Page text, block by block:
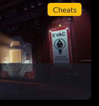
10 mini-jeux
de recâblage
un exemplaire de
journal d'archives
Cheats